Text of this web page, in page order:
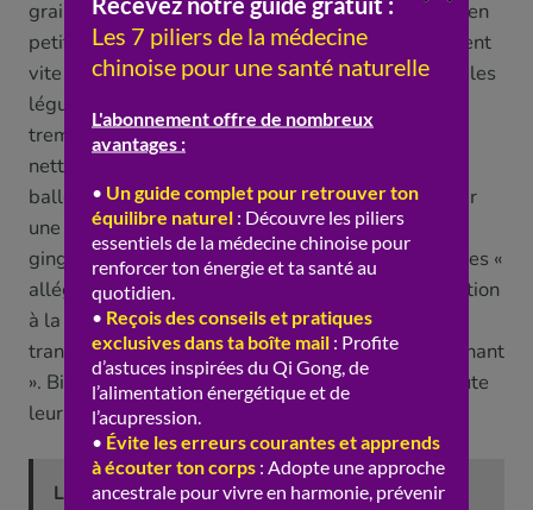
graines se consomment de préférence fraîches et en
petite quantité : riches en bons gras, elles rancissent
vite et sont denses, donc inutile d’en abuser. Pour les
légumineuses, la préparation est décisive : un bon
trempage et une cuisson longue les rendent
nettement plus digestes et limitent les
ballonnements qu’on leur reproche parfois. Ajouter
une épice « réchauffante » comme le cumin, le
gingembre ou une algue à la cuisson aide aussi à les «
alléger » du point de vue énergétique. Cette attention
à la préparation n’est pas un détail : c’est elle qui
transforme un aliment « lourd » en aliment « soutenant
». Bien préparés, ces trésors du placard livrent toute
leur valeur sans peser sur la digestion.
Lire aussi : Poulet et médecine chinoise :